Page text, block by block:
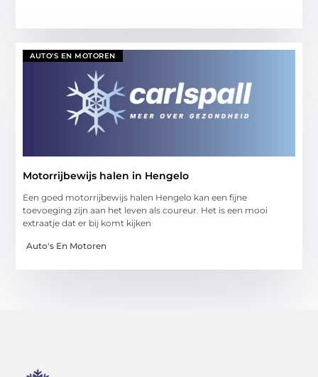
AUTO'S EN MOTOREN
Motorrijbewijs halen in Hengelo
Een goed motorrijbewijs halen Hengelo kan een fijne
toevoeging zijn aan het leven als coureur. Het is een mooi
extraatje dat er bij komt kijken
Auto's En Motoren